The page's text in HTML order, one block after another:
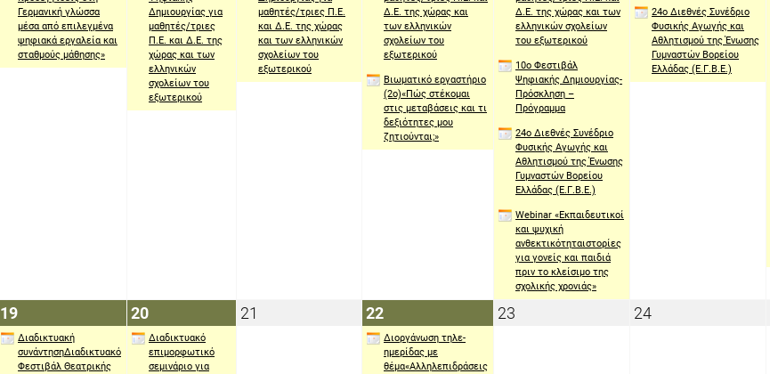
Γερμανική γλώσσα
μέσα από επιλεγμένα
ψηφιακά εργαλεία και
σταθμούς μάθησης»
Δημιουργίας για
μαθητές/τριες
Π.Ε. και Δ.Ε. της
χώρας και των
ελληνικών
σχολείων του
εξωτερικού
μαθητές/τριες Π.Ε.
και Δ.Ε. της χώρας
και των ελληνικών
σχολείων του
εξωτερικού
Δ.Ε. της χώρας και
των ελληνικών
σχολείων του
εξωτερικού
Βιωματικό εργαστήριο
(2ο)«Πώς στέκομαι
στις μεταβάσεις και τι
δεξιότητες μου
ζητιούνται;»
Δ.Ε. της χώρας και των
ελληνικών σχολείων
του εξωτερικού
10o Φεστιβάλ
Ψηφιακής Δημιουργίας-
Πρόσκληση –
Πρόγραμμα
24ο Διεθνές Συνέδριο
Φυσικής Αγωγής και
Αθλητισμού της Ένωσης
Γυμναστών Βορείου
Ελλάδας (Ε.Γ.Β.Ε.)
Webinar «Εκπαιδευτικοί
και ψυχική
ανθεκτικότηταιστορίες
για γονείς και παιδιά
πριν το κλείσιμο της
σχολικής χρονιάς»
24ο Διεθνές Συνέδριο
Φυσικής Αγωγής και
Αθλητισμού της Ένωσης
Γυμναστών Βορείου
Ελλάδας (Ε.Γ.Β.Ε.)
1919
Απριλίου
2021
Διαδικτυακή
συνάντησηΔιαδικτυακό
Φεστιβάλ Θεατρικής
2020
Απριλίου
2021
Διαδικτυακό
επιμορφωτικό
σεμινάριο για
21 2222
Απριλίου
2021
Διοργάνωση τηλε-
ημερίδας με
θέμα«Αλληλεπιδράσεις
23 2424